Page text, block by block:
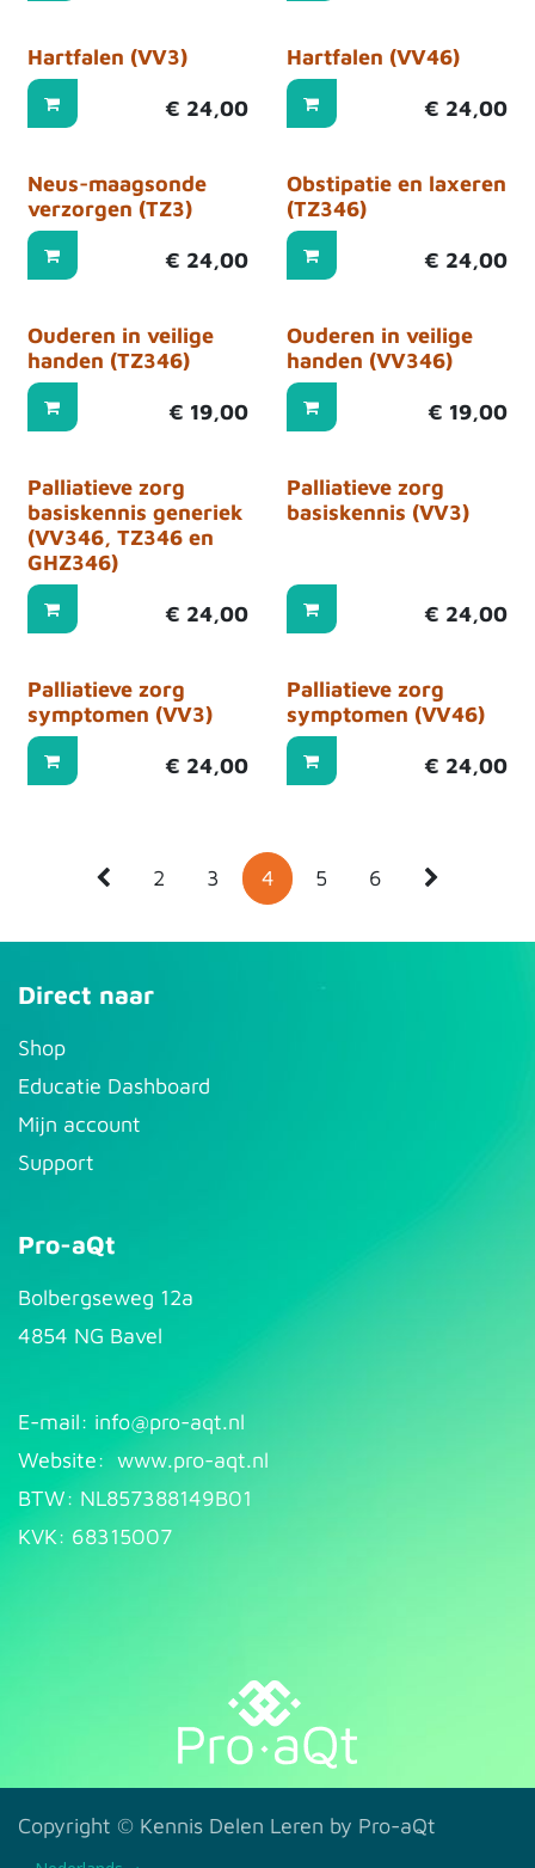
Hartfalen (VV3)
€ 24,00
Hartfalen (VV46)
€ 24,00
Neus-maagsonde
verzorgen (TZ3)
€ 24,00
Obstipatie en laxeren
(TZ346)
€ 24,00
Ouderen in veilige
handen (TZ346)
€ 19,00
Ouderen in veilige
handen (VV346)
€ 19,00
Palliatieve zorg
basiskennis generiek
(VV346, TZ346 en
GHZ346)
€ 24,00
Palliatieve zorg
basiskennis (VV3)
€ 24,00
Palliatieve zorg
symptomen (VV3)
€ 24,00
Palliatieve zorg
symptomen (VV46)
€ 24,00
2 3 4 5 6
Direct naar
S​hop
Educatie Dashboard
Mijn account
Support
Pro-aQt
Bolbergseweg 12a
4854 NG Bavel
E-mail: info@pr​o-aqt.nl
Website: www.pro-aqt.nl
BTW: NL857388149B01
KVK: 68315007
Copyright © Kennis Delen Leren by Pro-aQt